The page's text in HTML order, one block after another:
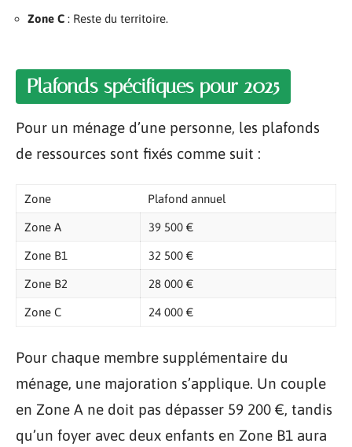
Zone C : Reste du territoire.
Plafonds spécifiques pour 2025
Pour un ménage d’une personne, les plafonds
de ressources sont fixés comme suit :
Zone Plafond annuel
Zone A 39 500 €
Zone B1 32 500 €
Zone B2 28 000 €
Zone C 24 000 €
Pour chaque membre supplémentaire du
ménage, une majoration s’applique. Un couple
en Zone A ne doit pas dépasser 59 200 €, tandis
qu’un foyer avec deux enfants en Zone B1 aura